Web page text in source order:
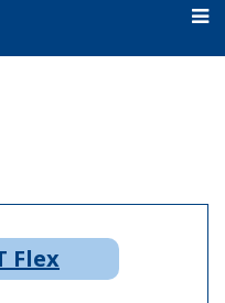
Flex